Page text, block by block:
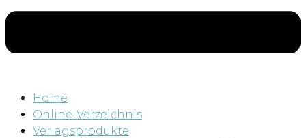
Home
Online-Verzeichnis
Verlagsprodukte